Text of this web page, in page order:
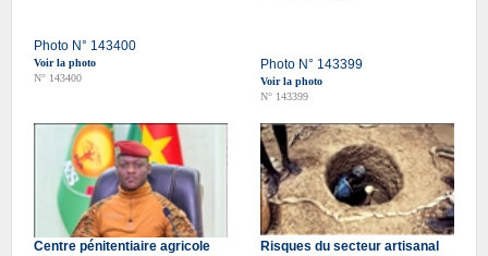
Photo N° 143400
Voir la photo
N° 143400
Photo N° 143399
Voir la photo
N° 143399
Centre pénitentiaire agricole
Risques du secteur artisanal